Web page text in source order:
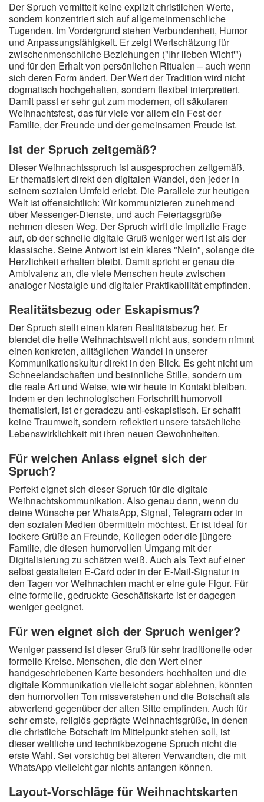
Der Spruch vermittelt keine explizit christlichen Werte,
sondern konzentriert sich auf allgemeinmenschliche
Tugenden. Im Vordergrund stehen Verbundenheit, Humor
und Anpassungsfähigkeit. Er zeigt Wertschätzung für
zwischenmenschliche Beziehungen ("Ihr lieben Wicht'")
und für den Erhalt von persönlichen Ritualen – auch wenn
sich deren Form ändert. Der Wert der Tradition wird nicht
dogmatisch hochgehalten, sondern flexibel interpretiert.
Damit passt er sehr gut zum modernen, oft säkularen
Weihnachtsfest, das für viele vor allem ein Fest der
Familie, der Freunde und der gemeinsamen Freude ist.
Ist der Spruch zeitgemäß?
Dieser Weihnachtsspruch ist ausgesprochen zeitgemäß.
Er thematisiert direkt den digitalen Wandel, den jeder in
seinem sozialen Umfeld erlebt. Die Parallele zur heutigen
Welt ist offensichtlich: Wir kommunizieren zunehmend
über Messenger-Dienste, und auch Feiertagsgrüße
nehmen diesen Weg. Der Spruch wirft die implizite Frage
auf, ob der schnelle digitale Gruß weniger wert ist als der
klassische. Seine Antwort ist ein klares "Nein", solange die
Herzlichkeit erhalten bleibt. Damit spricht er genau die
Ambivalenz an, die viele Menschen heute zwischen
analoger Nostalgie und digitaler Praktikabilität empfinden.
Realitätsbezug oder Eskapismus?
Der Spruch stellt einen klaren Realitätsbezug her. Er
blendet die heile Weihnachtswelt nicht aus, sondern nimmt
einen konkreten, alltäglichen Wandel in unserer
Kommunikationskultur direkt in den Blick. Es geht nicht um
Schneelandschaften und besinnliche Stille, sondern um
die reale Art und Weise, wie wir heute in Kontakt bleiben.
Indem er den technologischen Fortschritt humorvoll
thematisiert, ist er geradezu anti-eskapistisch. Er schafft
keine Traumwelt, sondern reflektiert unsere tatsächliche
Lebenswirklichkeit mit ihren neuen Gewohnheiten.
Für welchen Anlass eignet sich der
Spruch?
Perfekt eignet sich dieser Spruch für die digitale
Weihnachtskommunikation. Also genau dann, wenn du
deine Wünsche per WhatsApp, Signal, Telegram oder in
den sozialen Medien übermitteln möchtest. Er ist ideal für
lockere Grüße an Freunde, Kollegen oder die jüngere
Familie, die diesen humorvollen Umgang mit der
Digitalisierung zu schätzen weiß. Auch als Text auf einer
selbst gestalteten E-Card oder in der E-Mail-Signatur in
den Tagen vor Weihnachten macht er eine gute Figur. Für
eine formelle, gedruckte Geschäftskarte ist er dagegen
weniger geeignet.
Für wen eignet sich der Spruch weniger?
Weniger passend ist dieser Gruß für sehr traditionelle oder
formelle Kreise. Menschen, die den Wert einer
handgeschriebenen Karte besonders hochhalten und die
digitale Kommunikation vielleicht sogar ablehnen, könnten
den humorvollen Ton missverstehen und die Botschaft als
abwertend gegenüber der alten Sitte empfinden. Auch für
sehr ernste, religiös geprägte Weihnachtsgrüße, in denen
die christliche Botschaft im Mittelpunkt stehen soll, ist
dieser weltliche und technikbezogene Spruch nicht die
erste Wahl. Sei vorsichtig bei älteren Verwandten, die mit
WhatsApp vielleicht gar nichts anfangen können.
Layout-Vorschläge für Weihnachtskarten